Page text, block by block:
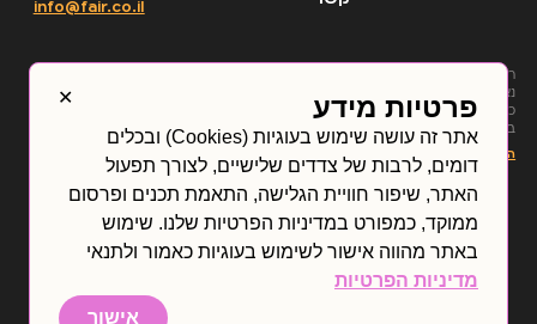
info@fair.co.il
רכישת יחידות של קרנות
נאמנות על ידי הלקוח תהיה
כפופה לפתיחת חשבון לקוח
בפייר פיננשיאל טכנולוג’יז
בע”מ (“החברה”) אשר תעשה
על ידי התקשרות הלקוח
בחברה, ותהיה כפופה לתנאי
ההסכם לפתיחת חשבון
ובהתאם לדין. התנאים
המפורטים בהסכם פתיחת
החשבון הם אלו שיחייבו את
החברה והם בלבד. האמור
הצג עוד
תנאי השימוש
הצהרת נגישות
תקנונים
✕ פרטיות מידע
אתר זה עושה שימוש בעוגיות (Cookies) ובכלים
דומים, לרבות של צדדים שלישיים, לצורך תפעול
האתר, שיפור חוויית הגלישה, התאמת תכנים ופרסום
ממוקד, כמפורט במדיניות הפרטיות שלנו. שימוש
באתר מהווה אישור לשימוש בעוגיות כאמור ולתנאי
מדיניות הפרטיות
אישור